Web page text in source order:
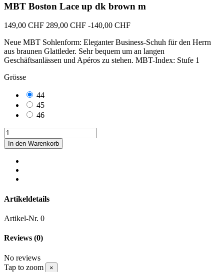
MBT Boston Lace up dk brown m
149,00 CHF 289,00 CHF -140,00 CHF
Neue MBT Sohlenform: Eleganter Business-Schuh für den Herrn
aus braunen Glattleder. Sehr bequem um an langen
Geschäftsanlässen und Apéros zu stehen. MBT-Index: Stufe 1
Grösse
44
45
46
In den Warenkorb
Artikeldetails
Artikel-Nr. 0
Reviews (0)
No reviews
Tap to zoom
×